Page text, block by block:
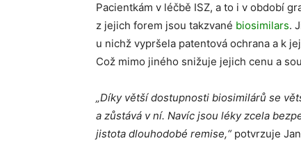
Pacientkám v léčbě ISZ, a to i v období
z jejich forem jsou takzvané biosimilars.
u nichž vypršela patentová ochrana a k
Což mimo jiného snižuje jejich cenu a
„Díky větší dostupnosti biosimilárů se
a zůstává v ní. Navíc jsou léky zcela
jistota dlouhodobé remise,“ potvrzuje